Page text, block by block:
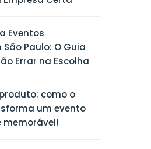
Eventos
Paulo: O Guia
Errar na Escolha
como o
um evento
memorável!